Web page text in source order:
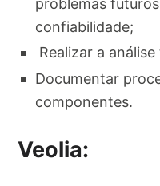
problemas
confiabilidade;
Realizar a
Documentar
componentes.
Veolia: